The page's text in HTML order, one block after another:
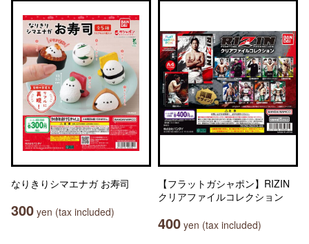
なりきりシマエナガ お寿司
300 yen (tax included)
【フラットガシャポン】RIZIN
クリアファイルコレクション
400 yen (tax included)